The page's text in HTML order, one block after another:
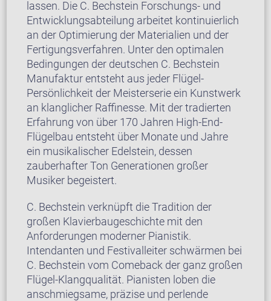
lassen. Die C. Bechstein Forschungs- und
Entwicklungsabteilung arbeitet kontinuierlich
an der Optimierung der Materialien und der
Fertigungsverfahren. Unter den optimalen
Bedingungen der deutschen C. Bechstein
Manufaktur entsteht aus jeder Flügel-
Persönlichkeit der Meisterserie ein Kunstwerk
an klanglicher Raffinesse. Mit der tradierten
Erfahrung von über 170 Jahren High-End-
Flügelbau entsteht über Monate und Jahre
ein musikalischer Edelstein, dessen
zauberhafter Ton Generationen großer
Musiker begeistert.
C. Bechstein verknüpft die Tradition der
großen Klavierbaugeschichte mit den
Anforderungen moderner Pianistik.
Intendanten und Festivalleiter schwärmen bei
C. Bechstein vom Comeback der ganz großen
Flügel-Klangqualität. Pianisten loben die
anschmiegsame, präzise und perlende